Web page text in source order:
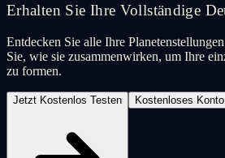
Erhalten Sie Ihre Vollständige
Entdecken Sie alle Ihre
Sie, wie sie zusammenwirken, um Ihre
zu formen.
Jetzt Kostenlos Testen Kostenloses